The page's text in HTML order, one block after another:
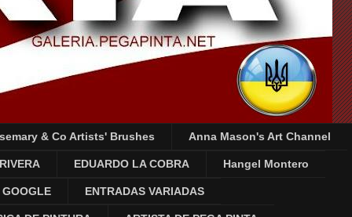
& Co Artists' Brushes Anna Mason's Art Channel
EDUARDO LA COBRA Hangel Montero
ENTRADAS VARIADAS